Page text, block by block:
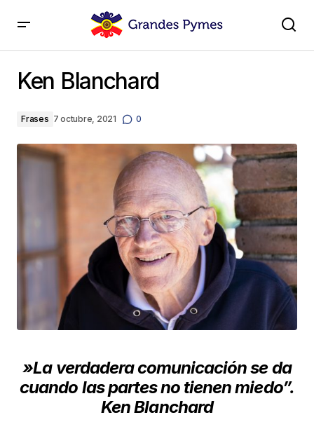
Ken Blanchard
Frases 7 octubre, 2021 0
​»La verdadera comunicación se da
cuando las partes no tienen miedo”.
Ken Blanchard